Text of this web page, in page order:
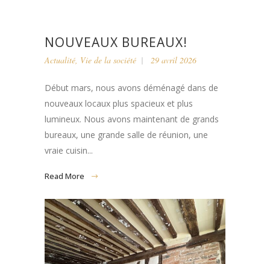
NOUVEAUX BUREAUX!
Actualité Vie de la société 29 avril 2026
Début mars, nous avons déménagé dans de
nouveaux locaux plus spacieux et plus
lumineux. Nous avons maintenant de grands
bureaux, une grande salle de réunion, une
vraie cuisin...
Read More